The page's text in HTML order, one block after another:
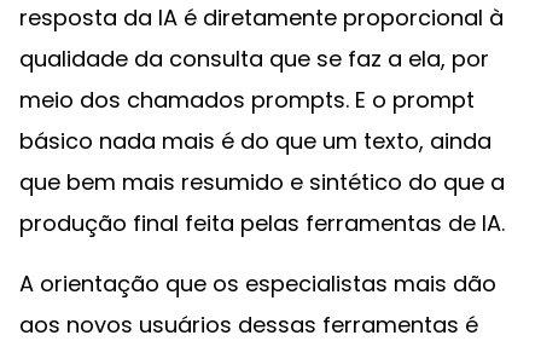
resposta da IA é diretamente proporcional à
qualidade da consulta que se faz a ela, por
meio dos chamados prompts. E o prompt
básico nada mais é do que um texto, ainda
que bem mais resumido e sintético do que a
produção final feita pelas ferramentas de IA.
A orientação que os especialistas mais dão
aos novos usuários dessas ferramentas é